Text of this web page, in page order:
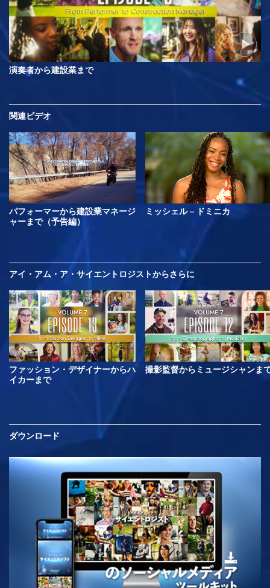
演奏者から建設業まで
関連ビデオ
パフォーマーから建設業マネージ
ャーまで（予告編）
ミッシェル – ドミニカ
アイ・アム・ア・サイエントロジストからさらに
ファッション・デザイナーからハ
イカーまで
撮影監督からミュージシャンま
ダウンロード